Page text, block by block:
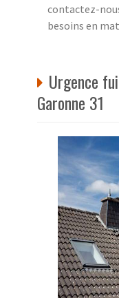
contactez-
besoins en
Urgence
Garonne 31